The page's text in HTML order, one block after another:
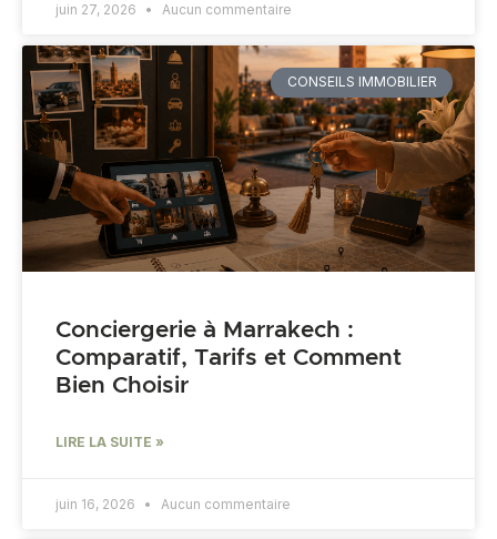
juin 27, 2026 Aucun commentaire
CONSEILS IMMOBILIER
Conciergerie à Marrakech :
Comparatif, Tarifs et Comment
Bien Choisir
LIRE LA SUITE »
juin 16, 2026 Aucun commentaire